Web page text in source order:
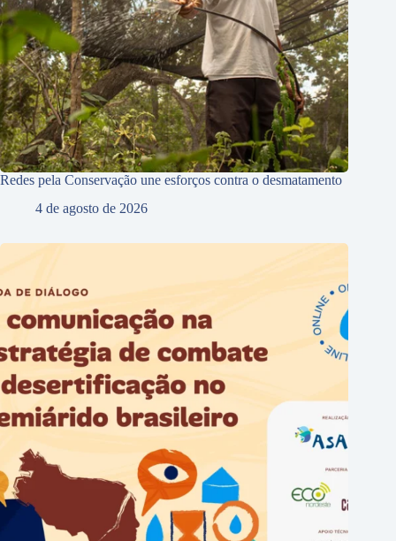
Redes pela Conservação une esforços contra o desmatamento
4 de agosto de 2026